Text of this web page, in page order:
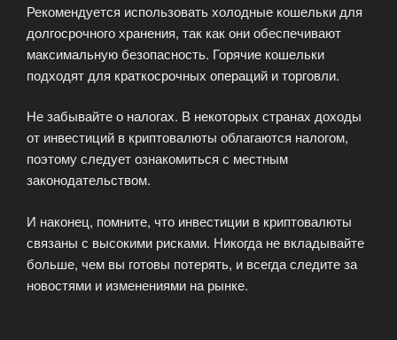
Рекомендуется использовать холодные кошельки для
долгосрочного хранения, так как они обеспечивают
максимальную безопасность. Горячие кошельки
подходят для краткосрочных операций и торговли.
Не забывайте о налогах. В некоторых странах доходы
от инвестиций в криптовалюты облагаются налогом,
поэтому следует ознакомиться с местным
законодательством.
И наконец, помните, что инвестиции в криптовалюты
связаны с высокими рисками. Никогда не вкладывайте
больше, чем вы готовы потерять, и всегда следите за
новостями и изменениями на рынке.